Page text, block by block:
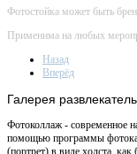
Фотостойка может быть
Применима на любых
Назад
Вперёд
Галерея
Фотоколлаж - современное
помощью программы